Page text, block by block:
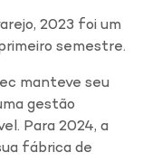
2023 foi um
semestre.
manteve seu
gestão
Para 2024, a
fábrica de